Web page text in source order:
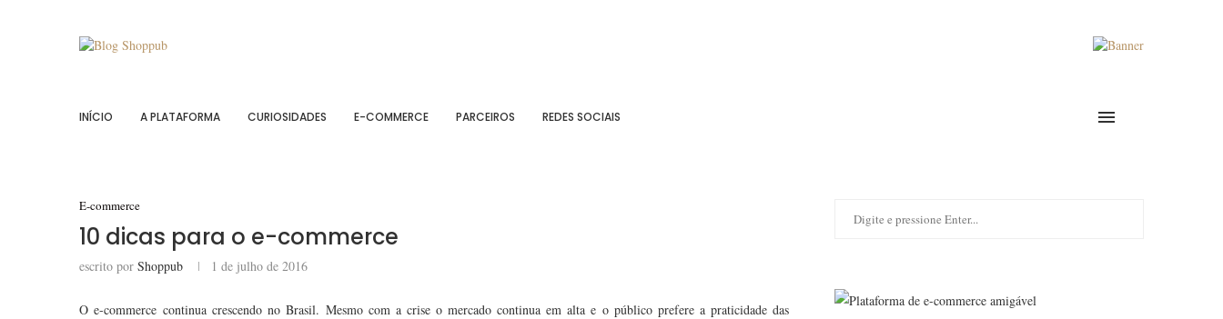
INÍCIO A PLATAFORMA CURIOSIDADES E-COMMERCE PARCEIROS REDES SOCIAIS
E-commerce
10 dicas para o e-commerce
escrito por Shoppub 1 de julho de 2016
O e-commerce continua crescendo no Brasil. Mesmo com a crise o mercado continua em alta e o público prefere a praticidade das